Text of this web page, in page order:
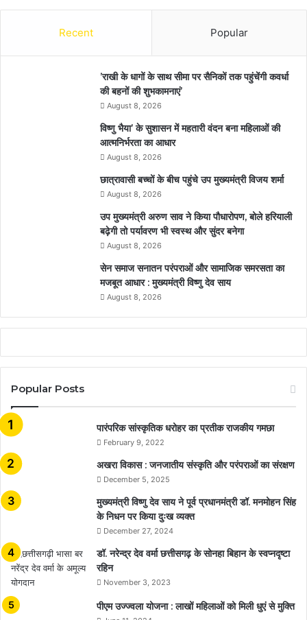
Recent Popular
’राखी के धागों के साथ सीमा पर सैनिकों तक पहुंचेंगी कवर्धा
की बहनों की शुभकामनाएं’
August 8, 2026
विष्णु भैया’ के सुशासन में महतारी वंदन बना महिलाओं की
आत्मनिर्भरता का आधार
August 8, 2026
छात्रावासी बच्चों के बीच पहुंचे उप मुख्यमंत्री विजय शर्मा
August 8, 2026
उप मुख्यमंत्री अरुण साव ने किया पौधारोपण, बोले हरियाली
बढ़ेगी तो पर्यावरण भी स्वस्थ और सुंदर बनेगा
August 8, 2026
सेन समाज सनातन परंपराओं और सामाजिक समरसता का
मजबूत आधार : मुख्यमंत्री विष्णु देव साय
August 8, 2026
Popular Posts
​​​​​​​पारंपरिक सांस्कृतिक धरोहर का प्रतीक राजकीय गमछा
February 9, 2022
अखरा विकास : जनजातीय संस्कृति और परंपराओं का संरक्षण
December 5, 2025
मुख्यमंत्री विष्णु देव साय ने पूर्व प्रधानमंत्री डॉ. मनमोहन सिंह
के निधन पर किया दुःख व्यक्त
December 27, 2024
डॉ. नरेन्द्र देव वर्मा छत्तीसगढ़ के सोनहा बिहान के स्वप्नदृष्टा
रहिन
November 3, 2023
पीएम उज्ज्वला योजना : लाखों महिलाओं को मिली धुएं से मुक्ति